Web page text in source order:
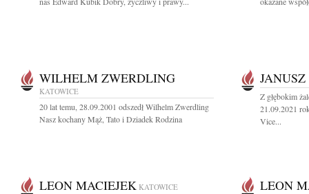
WILHELM ZWERDLING
KATOWICE
20 lat temu, 28.09.2001 odszedł Wilhelm Zwerdling
Nasz kochany Mąż, Tato i Dziadek Rodzina
Z głębokim
21.09.2021
Vice...
LEON MACIEJEK KATOWICE LEON